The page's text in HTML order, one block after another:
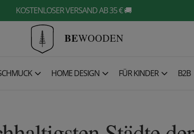
KOSTENLOSER VERSAND AB 35 € 🚚
BEWOODEN
HOME DESIGN FÜR KINDER B2B